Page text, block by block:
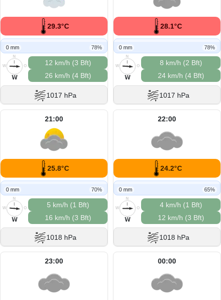
29.3°C
0 mm 78%
N
O
S
W
W
12 km/h (3 Bft)
26 km/h (4 Bft)
1017 hPa
28.1°C
0 mm 78%
N
O
S
W
W
8 km/h (2 Bft)
24 km/h (4 Bft)
1017 hPa
21:00
25.8°C
0 mm 70%
N
O
S
W
W
5 km/h (1 Bft)
16 km/h (3 Bft)
1018 hPa
22:00
24.2°C
0 mm 65%
N
O
S
W
W
4 km/h (1 Bft)
12 km/h (3 Bft)
1018 hPa
23:00 00:00